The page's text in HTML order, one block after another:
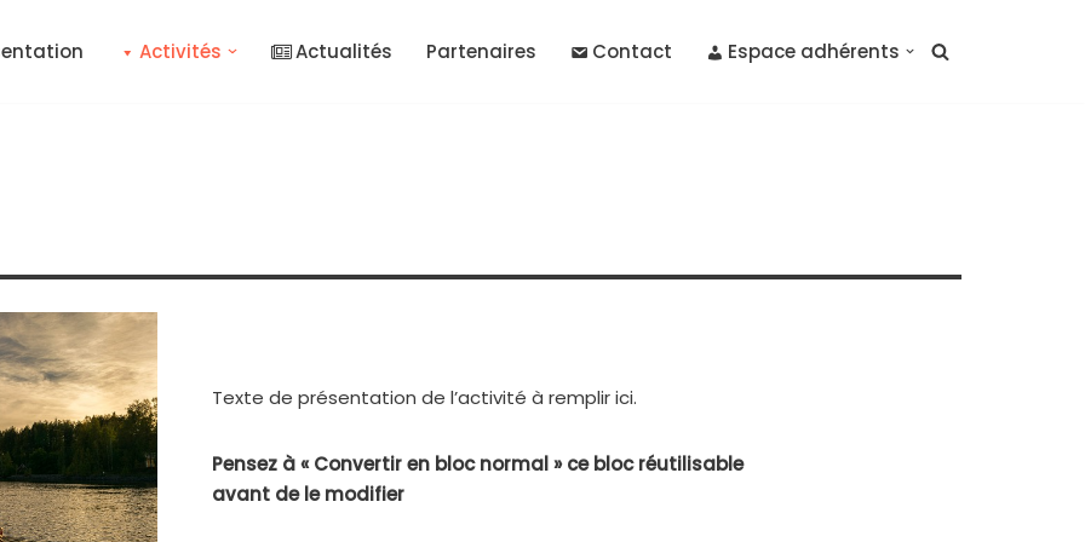
Activités Actualités Partenaires Contact Espace adhérents
Texte de présentation de l’activité à remplir ici.
Pensez à « Convertir en bloc normal » ce bloc réutilisable
avant de le modifier